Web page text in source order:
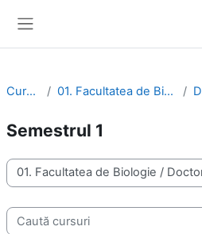
Cursuri 01. Facultatea de Biologie
Semestrul 1
Categorii curs
Caută cursuri